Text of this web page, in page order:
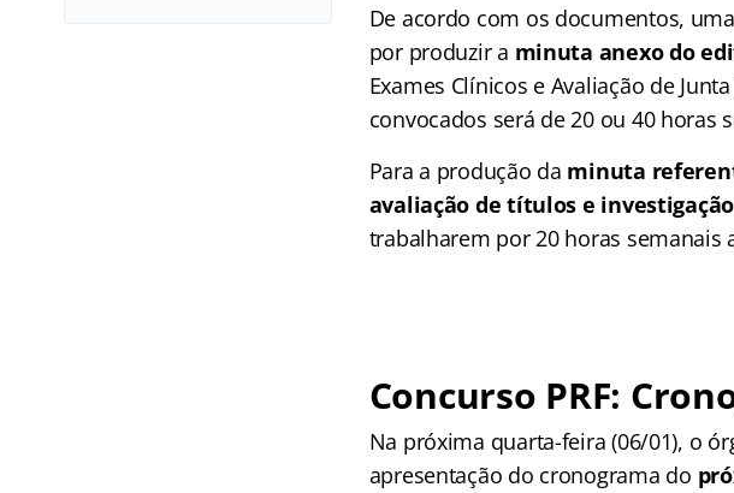
De acordo com os documentos,
por produzir a minuta anexo do
Exames Clínicos e Avaliação de
convocados será de 20 ou 40 horas
Para a produção da minuta
avaliação de títulos e
trabalharem por 20 horas semanais
Concurso PRF:
Na próxima quarta-feira (06/01), o
apresentação do cronograma do